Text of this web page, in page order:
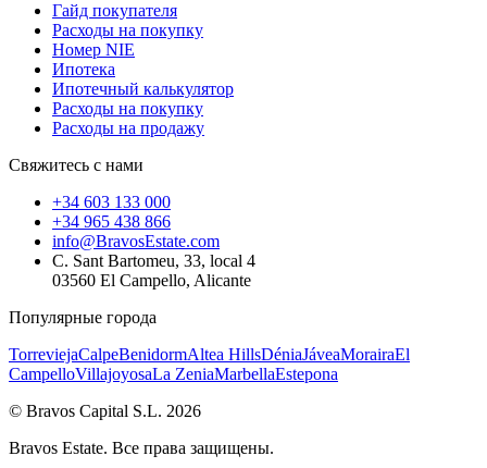
Гайд покупателя
Расходы на покупку
Номер NIE
Ипотека
Ипотечный калькулятор
Расходы на покупку
Расходы на продажу
Свяжитесь с нами
+34 603 133 000
+34 965 438 866
info@BravosEstate.com
C. Sant Bartomeu, 33, local 4
03560 El Campello, Alicante
Популярные города
TorreviejaCalpeBenidormAltea HillsDéniaJáveaMorairaEl
CampelloVillajoyosaLa ZeniaMarbellaEstepona
© Bravos Capital S.L. 2026
Bravos Estate. Все права защищены.